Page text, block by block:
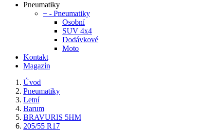
Pneumatiky
+ - Pneumatiky
Osobní
SUV 4x4
Dodávkové
Moto
Kontakt
Magazín
Úvod
Pneumatiky
Letní
Barum
BRAVURIS 5HM
205/55 R17